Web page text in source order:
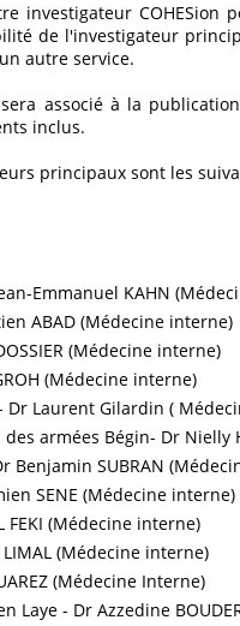
investigateur COHESion
de l'investigateur
autre service.
associé à la
inclus.
principaux sont les
Emmanuel KAHN
ABAD (Médecine interne)
(Médecine interne)
(Médecine interne)
Dr Laurent Gilardin (
armées Bégin- Dr Nielly
Benjamin SUBRAN
SENE (Médecine interne)
FEKI (Médecine interne)
(Médecine interne)
(Médecine Interne)
Laye - Dr Azzedine